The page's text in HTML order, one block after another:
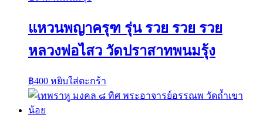
แหวนพญาครุฑ รุ่น รวย รวย รวย
หลวงพ่อไสว วัดปราสาทพนมรุ้ง
฿400 หยิบใส่ตะกร้า